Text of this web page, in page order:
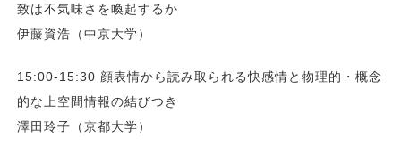
致は不気味さを喚起するか
伊藤資浩（中京大学）
15:00-15:30 顔表情から読み取られる快感情と物理的・概念
的な上空間情報の結びつき
澤田玲子（京都大学）